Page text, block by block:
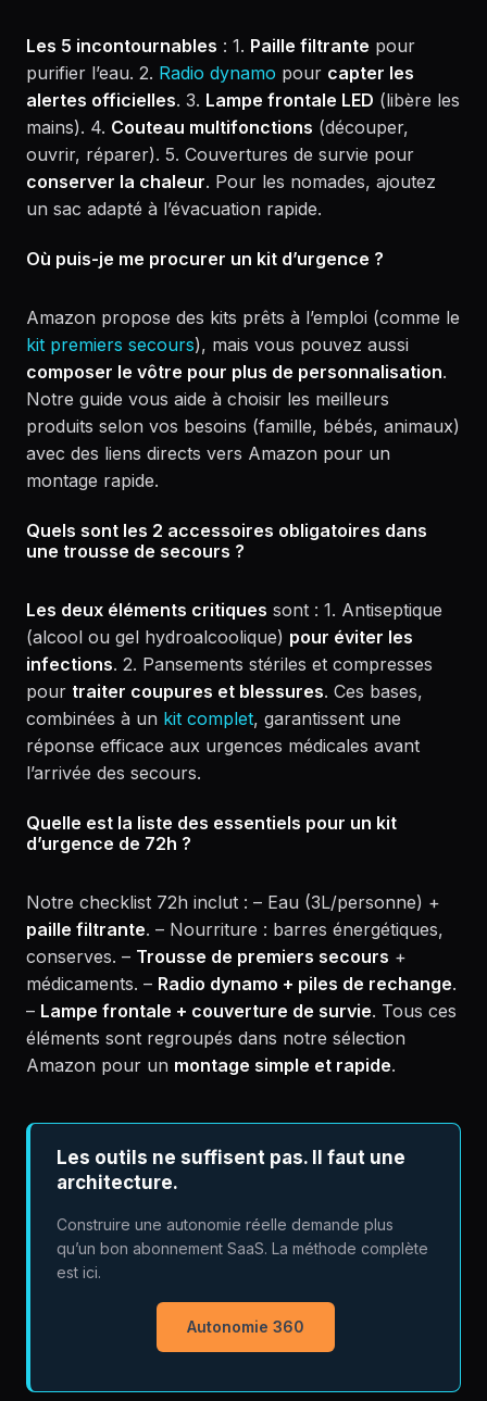
Les 5 incontournables : 1. Paille filtrante pour
purifier l’eau. 2. Radio dynamo pour capter les
alertes officielles. 3. Lampe frontale LED (libère les
mains). 4. Couteau multifonctions (découper,
ouvrir, réparer). 5. Couvertures de survie pour
conserver la chaleur. Pour les nomades, ajoutez
un sac adapté à l’évacuation rapide.
Où puis-je me procurer un kit d’urgence ?
Amazon propose des kits prêts à l’emploi (comme le
kit premiers secours), mais vous pouvez aussi
composer le vôtre pour plus de personnalisation.
Notre guide vous aide à choisir les meilleurs
produits selon vos besoins (famille, bébés, animaux)
avec des liens directs vers Amazon pour un
montage rapide.
Quels sont les 2 accessoires obligatoires dans
une trousse de secours ?
Les deux éléments critiques sont : 1. Antiseptique
(alcool ou gel hydroalcoolique) pour éviter les
infections. 2. Pansements stériles et compresses
pour traiter coupures et blessures. Ces bases,
combinées à un kit complet, garantissent une
réponse efficace aux urgences médicales avant
l’arrivée des secours.
Quelle est la liste des essentiels pour un kit
d’urgence de 72h ?
Notre checklist 72h inclut : – Eau (3L/personne) +
paille filtrante. – Nourriture : barres énergétiques,
conserves. – Trousse de premiers secours +
médicaments. – Radio dynamo + piles de rechange.
– Lampe frontale + couverture de survie. Tous ces
éléments sont regroupés dans notre sélection
Amazon pour un montage simple et rapide.
Les outils ne suffisent pas. Il faut une
architecture.
Construire une autonomie réelle demande plus
qu’un bon abonnement SaaS. La méthode complète
est ici.
Autonomie 360